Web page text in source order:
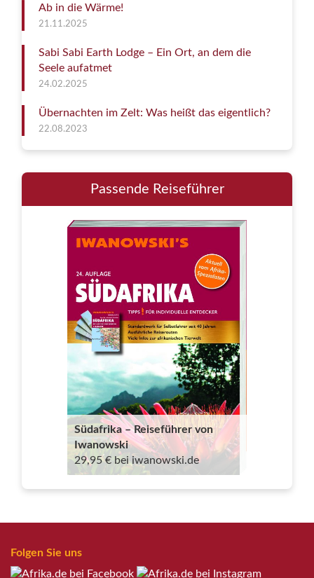
Ab in die Wärme!
21.11.2025
Sabi Sabi Earth Lodge – Ein Ort, an dem die
Seele aufatmet
24.02.2025
Übernachten im Zelt: Was heißt das eigentlich?
22.08.2023
Passende Reiseführer
Südafrika – Reiseführer von
Iwanowski
29,95 € bei iwanowski.de
Folgen Sie uns